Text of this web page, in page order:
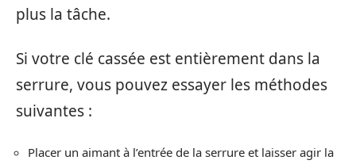
plus la tâche.
Si votre clé cassée est entièrement dans la
serrure, vous pouvez essayer les méthodes
suivantes :
Placer un aimant à l’entrée de la serrure et laisser agir la